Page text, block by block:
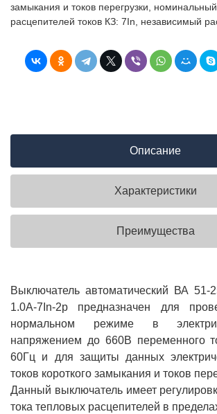
замыкания и токов перегрузки,
расцепителей токов КЗ: 7In, независимый
Описание
Характеристики
Преимущества
Выключатель автоматический ВА 51-
1.0А-7In-2р предназначен для
нормальном режиме в
напряжением до 660В переменного
60Гц и для защиты данных
токов короткого замыкания и токов
Данный выключатель имеет
тока тепловых расцепителей в